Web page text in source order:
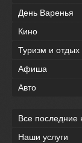
День Варенья
Кино
Туризм и отдых
Афиша
Авто
Все последние
Наши услуги